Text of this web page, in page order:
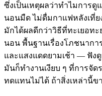
ซึ่งเป็นเหตุผลว่าทำไมการดู
นอนมืด ไม่ดื่มกาแฟหลังเที่
มักได้ผลดีกว่าวิธีที่ทะเยอท
นอน พื้นฐานเรื่องโภชนาก
และแสงแดดยามเช้า — ฟังดู
มันก็ทำงานเงียบ ๆ ที่การจั
ทดแทนไม่ได้ ถ้าสิ่งเหล่านี้ข